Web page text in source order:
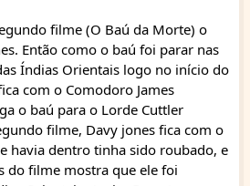
filme (O Baú da Morte) o
Então como o baú foi parar nas
Índias Orientais logo no início do
com o Comodoro James
o baú para o Lorde Cuttler
filme, Davy jones fica com o
havia dentro tinha sido roubado, e
do filme mostra que ele foi